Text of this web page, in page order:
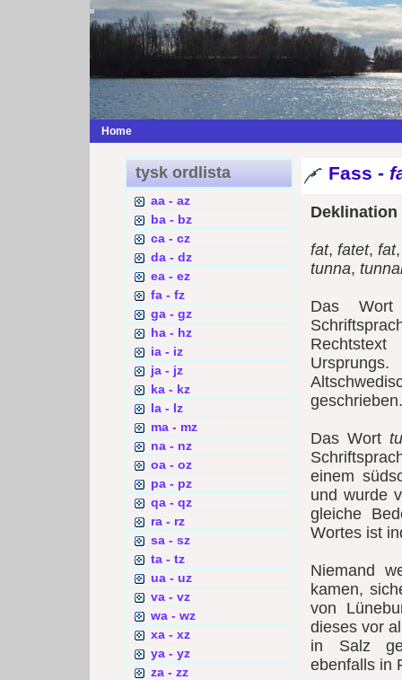
Home
tysk ordlista
aa - az
ba - bz
ca - cz
da - dz
ea - ez
fa - fz
ga - gz
ha - hz
ia - iz
ja - jz
ka - kz
la - lz
ma - mz
na - nz
oa - oz
pa - pz
qa - qz
ra - rz
sa - sz
ta - tz
ua - uz
va - vz
wa - wz
xa - xz
ya - yz
za - zz
Fass -
fat, fatet, fat
tunna,
Das
geschrieben.
Das Wort
einem
und wurde
gleiche
Wortes ist
Niemand
kamen,
von
dieses vor
in Salz
ebenfalls in